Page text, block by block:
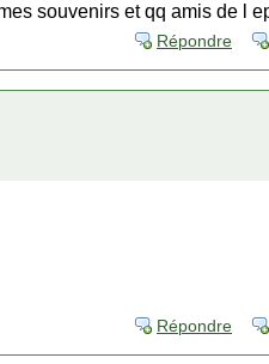
souvenirs et qq amis de l
Répondre
Répondre